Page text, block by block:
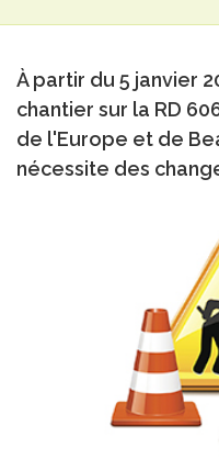
À partir du 5 janvier
chantier sur la RD
de l'Europe et de
nécessite des